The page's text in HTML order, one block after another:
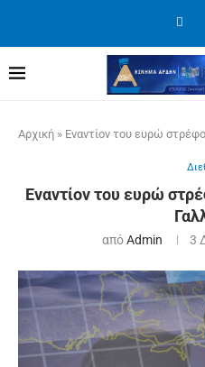
Αρχική » Εναντίον του ευρώ
Εναντίον του ευρώ
απόAdmin 3